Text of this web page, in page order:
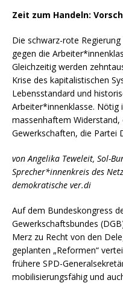
Zeit zum Handeln:
Die schwarz-rote
gegen die
Gleichzeitig werden
Krise des kapitalistischen
Lebensstandard und
Arbeiter*innenklasse. Nötig
massenhaftem Widerstand,
Gewerkschaften, die Partei
von Angelika Teweleit, Sol-
Sprecher*innenkreis des
demokratische ver.di
Auf dem Bundeskongress
Gewerkschaftsbundes
Merz zu Recht von den
geplanten „Reformen“
frühere SPD-
mobilisierungsfähig und